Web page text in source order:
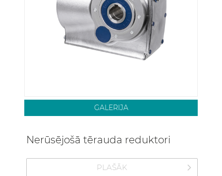
Nerūsējošā tērauda reduktori
PLAŠĀK
GALERIJA